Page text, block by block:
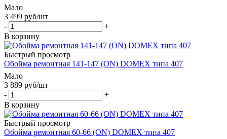
Мало
3 499 руб/шт
-
+
В корзину
Быстрый просмотр
Обойма ремонтная 141-147 (ОN) DOMEX типа 407
Мало
3 889 руб/шт
-
+
В корзину
Быстрый просмотр
Обойма ремонтная 60-66 (ОN) DOMEX типа 407